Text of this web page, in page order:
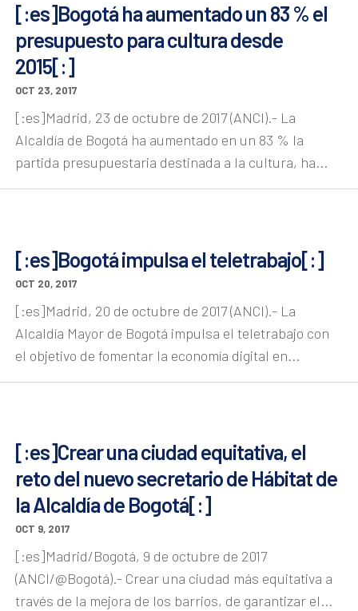
[:es]Bogotá ha aumentado un 83 % el
presupuesto para cultura desde
2015[:]
OCT 23, 2017
[:es]Madrid, 23 de octubre de 2017 (ANCI).- La
Alcaldía de Bogotá ha aumentado en un 83 % la
partida presupuestaria destinada a la cultura, ha...
[:es]Bogotá impulsa el teletrabajo[:]
OCT 20, 2017
[:es]Madrid, 20 de octubre de 2017 (ANCI).- La
Alcaldía Mayor de Bogotá impulsa el teletrabajo con
el objetivo de fomentar la economía digital en...
[:es]Crear una ciudad equitativa, el
reto del nuevo secretario de Hábitat de
la Alcaldía de Bogotá[:]
OCT 9, 2017
[:es]Madrid/Bogotá, 9 de octubre de 2017
(ANCI/@Bogotá).- Crear una ciudad más equitativa a
través de la mejora de los barrios, de garantizar el...